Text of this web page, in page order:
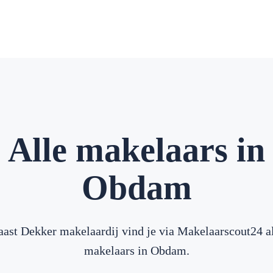
Alle makelaars in
Obdam
Dekker makelaardij vind je via Makelaarscout24
makelaars in Obdam.